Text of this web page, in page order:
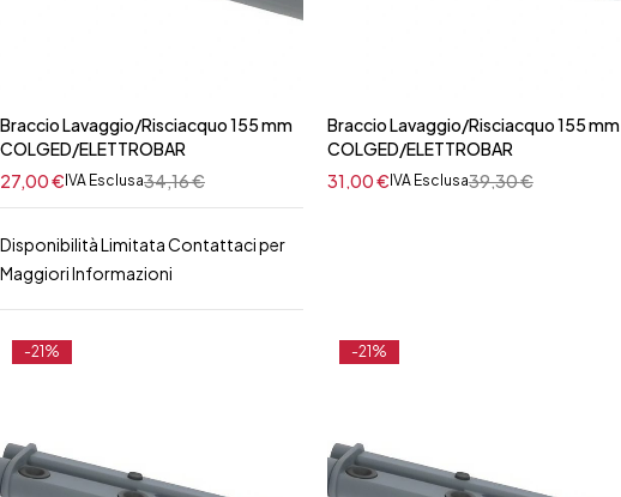
Braccio Lavaggio/Risciacquo 155 mm
COLGED/ELETTROBAR
34,16€
27,00€ IVA Esclusa
Disponibilità Limitata Contattaci per
Maggiori Informazioni
Braccio Lavaggio/Risciacquo 155 mm
COLGED/ELETTROBAR
39,30€
31,00€ IVA Esclusa
-21% -21%